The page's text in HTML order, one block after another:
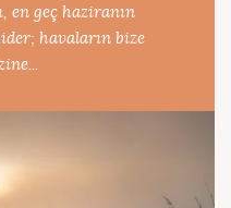
en geç haziranın
havaların bize